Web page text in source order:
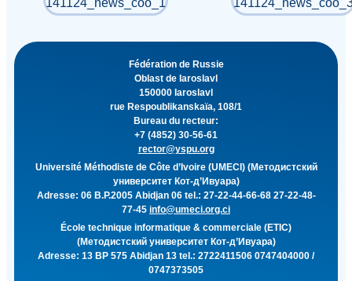
Fédération de Russie
Oblast de Iaroslavl
150000 Iaroslavl
rue Respoublikanskaïa, 108/1
Bureau du recteur:
+7 (4852) 30-56-61
rector@yspu.org
Université Méthodiste de Côte d’Ivoire (UMECI) (Методистский
университет Кот-д’Ивуара)
Adresse: 06 B.P.2005 Abidjan 06 tel.: 27-22-44-66-68 27-22-48-
77-45 info@umeci.org.ci
École technique informatique & commerciale (ETIC)
(Методистский университет Кот-д’Ивуара)
Adresse: 13 BP 575 Abidjan 13 tel.: 2722411506 0747404000 /
0747373505